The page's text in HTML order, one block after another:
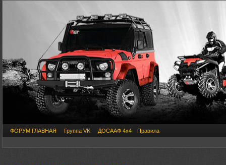
ФОРУМ ГЛАВНАЯ Группа VK ДОСААФ 4х4 Правила